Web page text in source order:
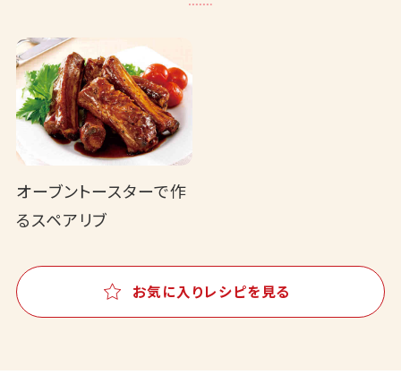
オーブントースターで作
るスペアリブ
お気に入りレシピを見る